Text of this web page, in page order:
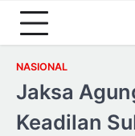
NASIONAL
Jaksa
Keadilan